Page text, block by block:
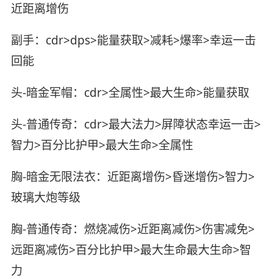
近距离增伤
副手：cdr>dps>能量获取>减耗>爆率>幸运一击
回能
头-暗金军帽：cdr>全属性>最大生命>能量获取
头-普通传奇：cdr>最大法力>屏障状态幸运一击>
智力>百分比护甲>最大生命>全属性
胸-暗金无限法衣：近距离增伤>昏迷增伤>智力>
玻璃大炮等级
胸-普通传奇：燃烧减伤>近距离减伤>伤害减免>
远距离减伤>百分比护甲>最大生命最大生命>智
力